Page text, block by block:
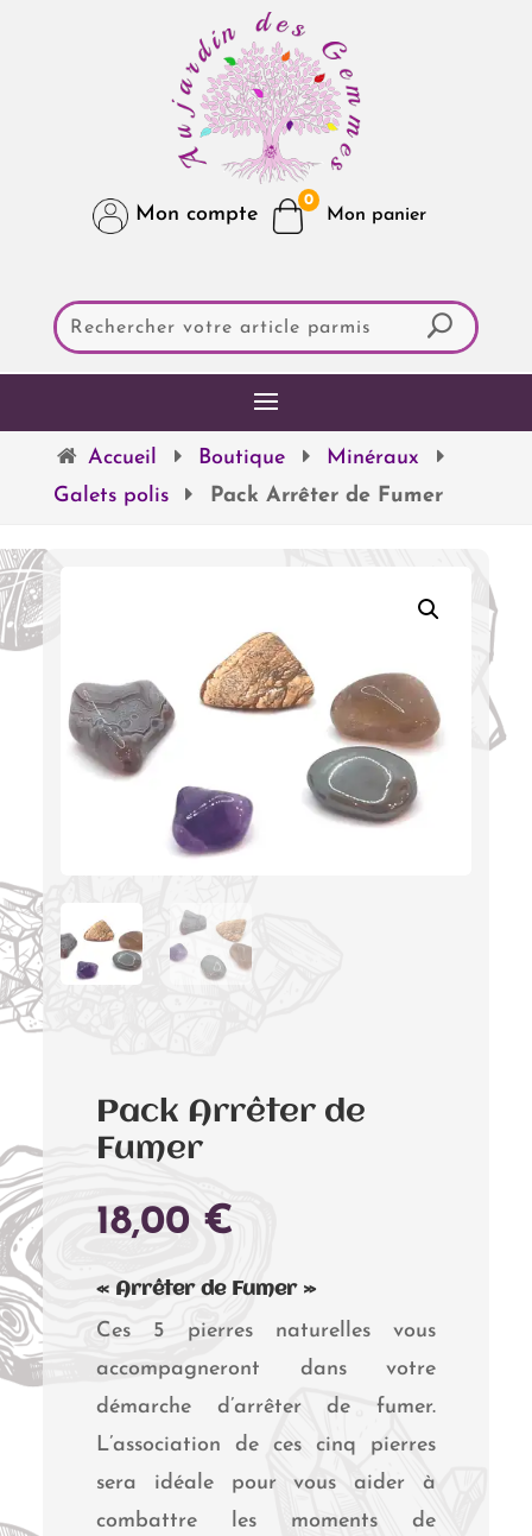
Mon compte
0
Accueil Boutique
Minéraux
Galets polis
Pack Arrêter de Fumer
Pack Arrêter de
Fumer
18,00 €
« Arrêter de Fumer »
Ces 5 pierres naturelles vous
accompagneront dans votre
démarche d’arrêter de fumer.
L’association de ces cinq pierres
sera idéale pour vous aider à
combattre les moments de